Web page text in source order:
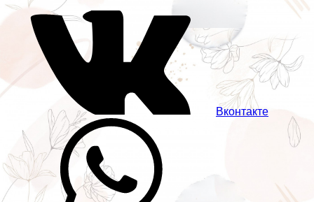
Вконтакте